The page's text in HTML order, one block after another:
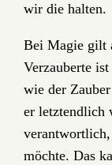
wir die halten.
Bei Magie gilt
Verzauberte
wie der
er letztendlich
möchte. Das